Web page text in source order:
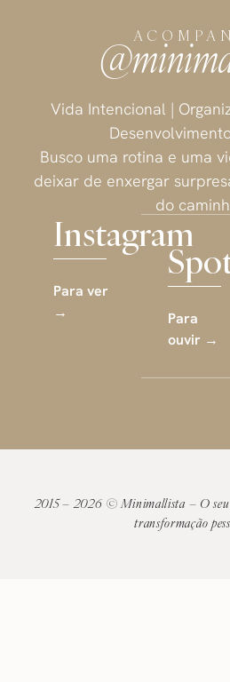
Vida Intencional |
Busco uma rotina e uma
deixar de enxergar
do
Instagram
Para ver
→
Para
ouvir →
2015 – 2026 © Minimallista – O seu
transformação